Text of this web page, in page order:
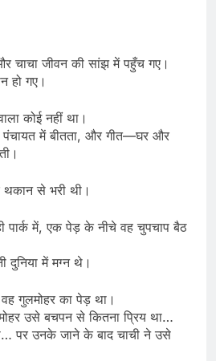
चाचा जीवन की सांझ में पहुँच गए।
हो गए।
कोई नहीं था।
पंचायत में बीतता, और गीत—घर और
थकान से भरी थी।
में, एक पेड़ के नीचे वह चुपचाप बैठ
दुनिया में मग्न थे।
गुलमोहर का पेड़ था।
उसे बचपन से कितना प्रिय था…
पर उनके जाने के बाद चाची ने उसे